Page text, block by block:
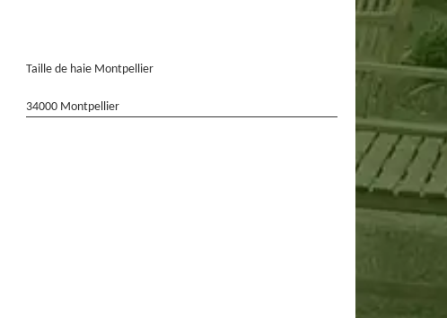
Taille de haie Montpellier
34000 Montpellier